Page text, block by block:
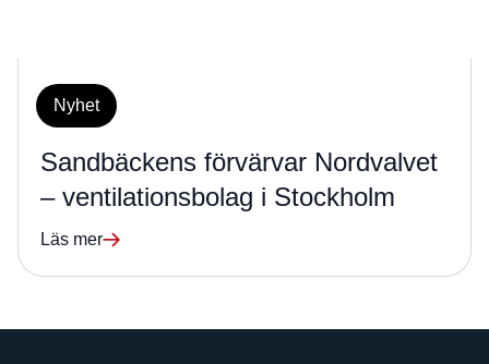
Nyhet
Sandbäckens förvärvar Nordvalvet
– ventilationsbolag i Stockholm
Läs mer